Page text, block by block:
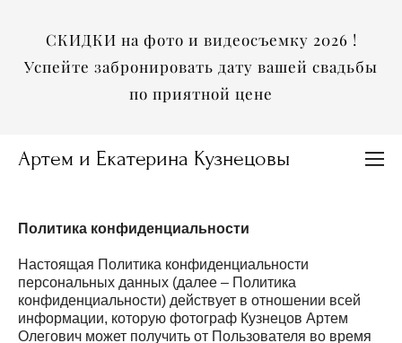
СКИДКИ на фото и видеосъемку 2026 !
Успейте забронировать дату вашей свадьбы
по приятной цене
Артем и Екатерина Кузнецовы
Политика конфиденциальности
Настоящая Политика конфиденциальности
персональных данных (далее – Политика
конфиденциальности) действует в отношении всей
информации, которую фотограф Кузнецов Артем
Олегович может получить от Пользователя во время